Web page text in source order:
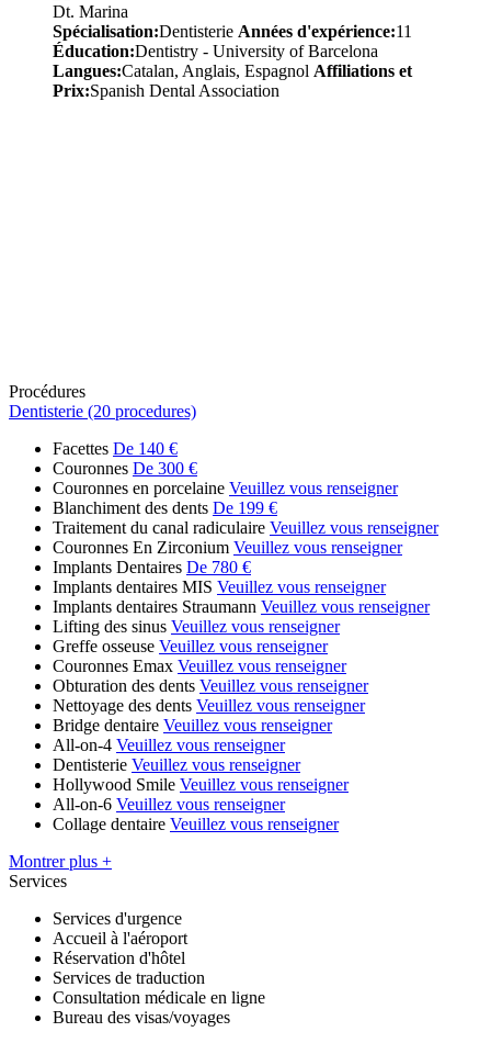
Dt. Marina
Spécialisation:Dentisterie Années d'expérience:11
Éducation:Dentistry - University of Barcelona
Langues:Catalan, Anglais, Espagnol Affiliations et
Prix:Spanish Dental Association
Procédures
Dentisterie (20 procedures)
Facettes De 140 €
Couronnes De 300 €
Couronnes en porcelaine Veuillez vous renseigner
Blanchiment des dents De 199 €
Traitement du canal radiculaire Veuillez vous renseigner
Couronnes En Zirconium Veuillez vous renseigner
Implants Dentaires De 780 €
Implants dentaires MIS Veuillez vous renseigner
Implants dentaires Straumann Veuillez vous renseigner
Lifting des sinus Veuillez vous renseigner
Greffe osseuse Veuillez vous renseigner
Couronnes Emax Veuillez vous renseigner
Obturation des dents Veuillez vous renseigner
Nettoyage des dents Veuillez vous renseigner
Bridge dentaire Veuillez vous renseigner
All-on-4 Veuillez vous renseigner
Dentisterie Veuillez vous renseigner
Hollywood Smile Veuillez vous renseigner
All-on-6 Veuillez vous renseigner
Collage dentaire Veuillez vous renseigner
Montrer plus +
Services
Services d'urgence
Accueil à l'aéroport
Réservation d'hôtel
Services de traduction
Consultation médicale en ligne
Bureau des visas/voyages